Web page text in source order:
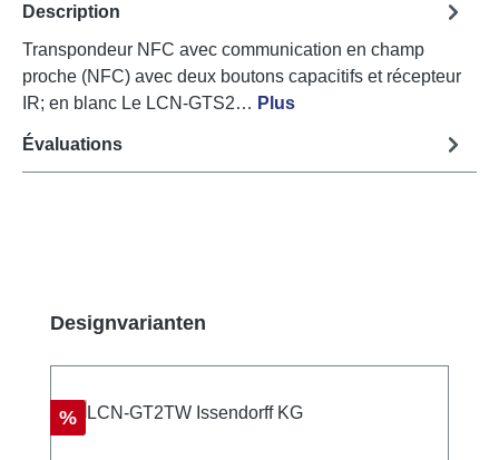
Description
Transpondeur NFC avec communication en champ
proche (NFC) avec deux boutons capacitifs et récepteur
IR; en blanc Le LCN-GTS2… Plus
Évaluations
Ignorer la galerie de produits
Designvarianten
Réduction
%